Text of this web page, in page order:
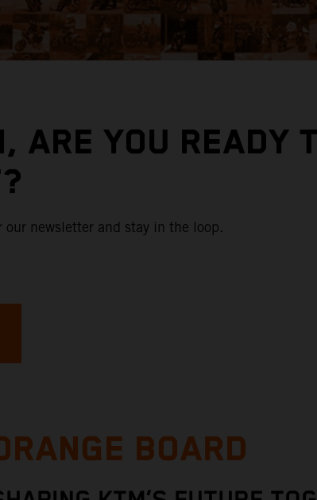
ARE YOU READY
our newsletter and stay in the loop.
BOARD